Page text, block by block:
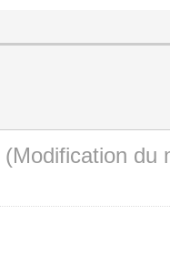
(Modification du